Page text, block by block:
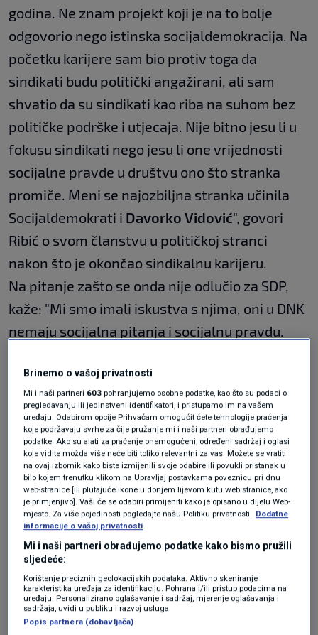
godina. Ne znam projekt koji je na to bolje
odgovorio nego istinska socijaldemokracija. Na
početku karijere sam bio protiv toga da
sindikati budu politički angažirani, ali sam
shvatio da su sindikati kao riba na suhom bez
političke podrške i utjecaja. Nije bitno jesu li u
fokusu sindikati nego jesu li one vrijednosti
socijalne pravde u društvu ono što stranka
promiče. Meni se najozbiljna stranka učinila
Socijaldemokrati i Davorko Vidović", govori
Ribić o svom članstvu u političkoj stranci
nakon što je okončao sindikalnu karijeru.
Na pitanje zašto se onda nije odlučio za SDP,
kaže: "Mi smo imali iskustva s njima, oni u DNK
nemaju socijalna pitanja i socijalnu pravdu.
ali to nije svojstvo stranke. To je liberalan duh
koji je ispravan u smislu ljudskih prava, ali u
smislu socijalne sfere, to je jedna liberalna
ideologija. To dobro razaznajem i osjećam.
Osim toga, SDP je zatočenik sukoba
predsjednika Republike i Vlade i dopustili su si
da neprincipijelno staju na jednu stranu, iako
su, po mom mišljenju, obje strane u krivu. Zato
mi se učinilo da je ovo što rade Davorko Vidović
i Socijaldemokrati ozbiljna politika. Njihovo
glasovanje kod Ukrajine mi je bilo kriterij kod
donošenja odluke. Sjećam se Davorka Vidovića
Brinemo o vašoj privatnosti
Mi i naši partneri 603 pohranjujemo osobne podatke, kao što su podaci o
pregledavanju ili jedinstveni identifikatori, i pristupamo im na vašem
uređaju. Odabirom opcije Prihvaćam omogućit ćete tehnologije praćenja
koje podržavaju svrhe za čije pružanje mi i naši partneri obrađujemo
podatke. Ako su alati za praćenje onemogućeni, određeni sadržaj i oglasi
koje vidite možda više neće biti toliko relevantni za vas. Možete se vratiti
na ovaj izbornik kako biste izmijenili svoje odabire ili povukli pristanak u
bilo kojem trenutku klikom na Upravljaj postavkama poveznicu pri dnu
web-stranice [ili plutajuće ikone u donjem lijevom kutu web stranice, ako
je primjenjivo]. Vaši će se odabiri primijeniti kako je opisano u dijelu Web-
mjesto. Za više pojedinosti pogledajte našu Politiku privatnosti. Dodatne
informacije o vašoj privatnosti
Mi i naši partneri obrađujemo podatke kako bismo pružili
sljedeće:
Korištenje preciznih geolokacijskih podataka. Aktivno skeniranje
karakteristika uređaja za identifikaciju. Pohrana i/ili pristup podacima na
uređaju. Personalizirano oglašavanje i sadržaj, mjerenje oglašavanja i
sadržaja, uvidi u publiku i razvoj usluga.
Popis partnera (dobavljača)